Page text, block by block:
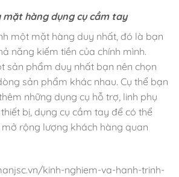
mặt hàng dụng cụ cầm tay
một mặt hàng duy nhất, đó là bạn
năng kiếm tiền của chính mình.
sản phẩm duy nhất bạn nên chọn
sản phẩm khác nhau. Cụ thể bạn
những dụng cụ hỗ trợ, linh phụ
bị, dụng cụ cầm tay để có thể
rộng lượng khách hàng quan
kinh-nghiem-va-hanh-trinh-